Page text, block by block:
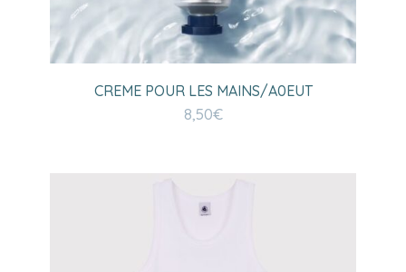
CREME POUR LES MAINS/A0EUT
8,50€